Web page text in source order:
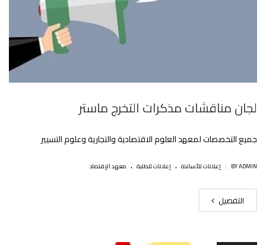
لجان مناقشات مذكرات التخرج ماستر
جميع التخصصات لمعهد العلوم الاقتصادية والتجارية وعلوم التسيير
BY ADMIN إعلانات للأساتذة . إعلانات للطلبة . معهد الإقتصاد
التفصيل